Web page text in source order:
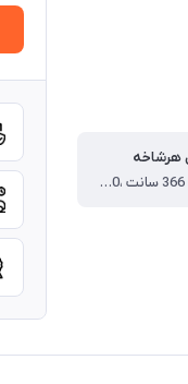
هرشاخه
اکثرا 366 سانت ،280سانت